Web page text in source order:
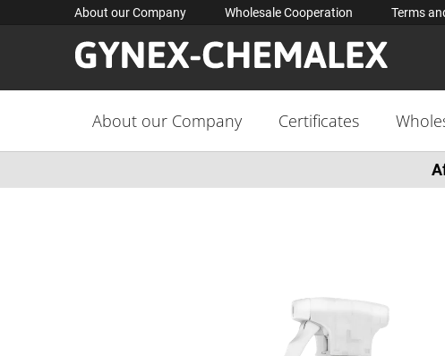
About our Company Wholesale Cooperation Terms
About our Company Certificates